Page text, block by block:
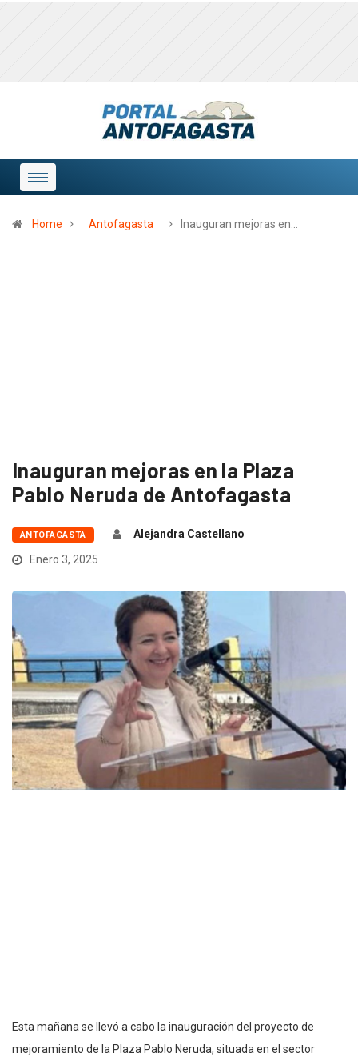
Home Antofagasta Inauguran mejoras en…
Inauguran mejoras en la Plaza
Pablo Neruda de Antofagasta
ANTOFAGASTA
Alejandra Castellano
Enero 3, 2025
Esta mañana se llevó a cabo la inauguración del proyecto de
mejoramiento de la Plaza Pablo Neruda, situada en el sector